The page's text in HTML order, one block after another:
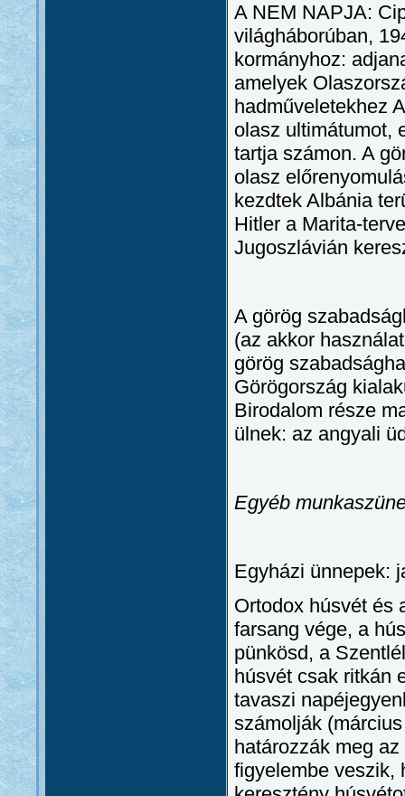
A NEM NAPJA:
világháborúban,
kormányhoz:
amelyek
hadműveletekhez
olasz ultimátumot,
tartja számon. A
olasz
kezdtek Albánia
Hitler a Marita-
Jugoszlávián
A görög
(az akkor
görög
Görögország
Birodalom része
ülnek: az angyali
Egyéb
Egyházi ünnepek:
Ortodox húsvét és
farsang vége, a
pünkösd, a
húsvét csak ritkán
tavaszi
számolják
határozzák meg
figyelembe veszik,